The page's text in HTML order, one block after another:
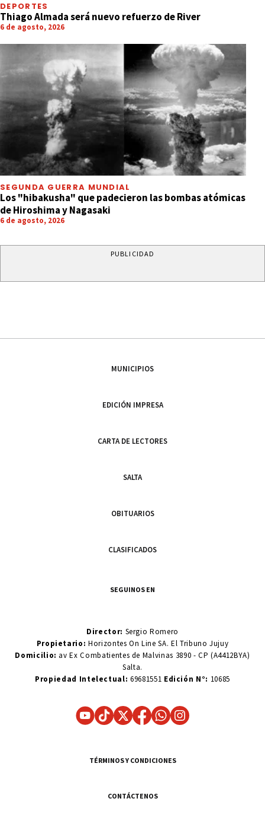
DEPORTES
Thiago Almada será nuevo refuerzo de River
6 de agosto, 2026
SEGUNDA GUERRA MUNDIAL
Los "hibakusha" que padecieron las bombas atómicas
de Hiroshima y Nagasaki
6 de agosto, 2026
PUBLICIDAD
MUNICIPIOS
EDICIÓN IMPRESA
CARTA DE LECTORES
SALTA
OBITUARIOS
CLASIFICADOS
SEGUINOS EN
Director: Sergio Romero
Propietario:Horizontes On Line SA. El Tribuno Jujuy
Domicilio: av Ex Combatientes de Malvinas 3890 - CP (A4412BYA)
Salta.
Propiedad Intelectual: 69681551 Edición N°: 10685
TÉRMINOS Y CONDICIONES
CONTÁCTENOS